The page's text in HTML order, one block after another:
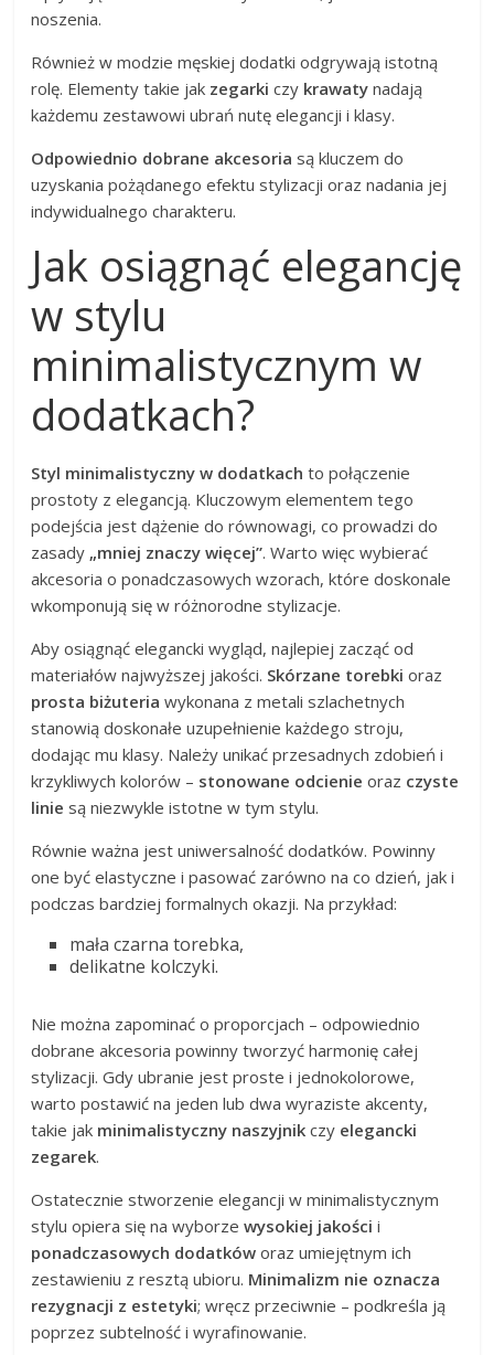
noszenia.
Również w modzie męskiej dodatki odgrywają istotną
rolę. Elementy takie jak zegarki czy krawaty nadają
każdemu zestawowi ubrań nutę elegancji i klasy.
Odpowiednio dobrane akcesoria są kluczem do
uzyskania pożądanego efektu stylizacji oraz nadania jej
indywidualnego charakteru.
Jak osiągnąć elegancję
w stylu
minimalistycznym w
dodatkach?
Styl minimalistyczny w dodatkach to połączenie
prostoty z elegancją. Kluczowym elementem tego
podejścia jest dążenie do równowagi, co prowadzi do
zasady „mniej znaczy więcej”. Warto więc wybierać
akcesoria o ponadczasowych wzorach, które doskonale
wkomponują się w różnorodne stylizacje.
Aby osiągnąć elegancki wygląd, najlepiej zacząć od
materiałów najwyższej jakości. Skórzane torebki oraz
prosta biżuteria wykonana z metali szlachetnych
stanowią doskonałe uzupełnienie każdego stroju,
dodając mu klasy. Należy unikać przesadnych zdobień i
krzykliwych kolorów – stonowane odcienie oraz czyste
linie są niezwykle istotne w tym stylu.
Równie ważna jest uniwersalność dodatków. Powinny
one być elastyczne i pasować zarówno na co dzień, jak i
podczas bardziej formalnych okazji. Na przykład:
mała czarna torebka,
delikatne kolczyki.
Nie można zapominać o proporcjach – odpowiednio
dobrane akcesoria powinny tworzyć harmonię całej
stylizacji. Gdy ubranie jest proste i jednokolorowe,
warto postawić na jeden lub dwa wyraziste akcenty,
takie jak minimalistyczny naszyjnik czy elegancki
zegarek.
Ostatecznie stworzenie elegancji w minimalistycznym
stylu opiera się na wyborzewysokiej jakości i
ponadczasowych dodatków oraz umiejętnym ich
zestawieniu z resztą ubioru. Minimalizm nie oznacza
rezygnacji z estetyki; wręcz przeciwnie – podkreśla ją
poprzez subtelność i wyrafinowanie.